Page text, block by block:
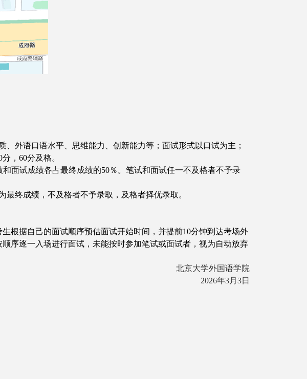
、外语口语水平、思维能力、创新能力等；面试形式以口试为主；
，60分及格。
和面试成绩各占最终成绩的50％。笔试和面试任一不及格者不予录
最终成绩，不及格者不予录取，及格者择优录取。
根据自己的面试顺序预估面试开始时间，并提前10分钟到达考场外
序逐一入场进行面试，未能按时参加笔试或面试者，视为自动放弃
北京大学外国语学院
2026年3月3日